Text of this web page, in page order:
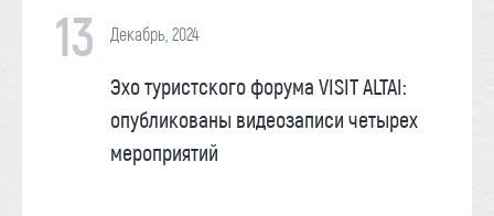
13 Декабрь, 2024
Эхо туристского форума VISIT ALTAI:
опубликованы видеозаписи четырех
мероприятий